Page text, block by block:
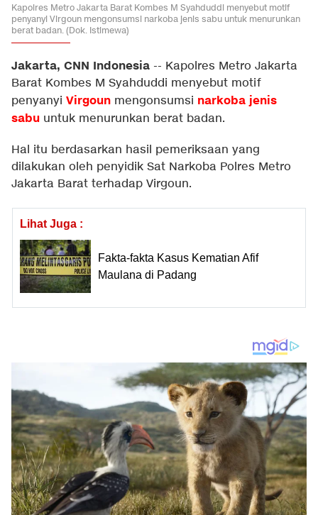
Kapolres Metro Jakarta Barat Kombes M Syahduddi menyebut motif
penyanyi Virgoun mengonsumsi narkoba jenis sabu untuk menurunkan
berat badan. (Dok. Istimewa)
Jakarta, CNN Indonesia -- Kapolres Metro Jakarta
Barat Kombes M Syahduddi menyebut motif
penyanyi Virgoun mengonsumsi narkoba jenis
sabu untuk menurunkan berat badan.
Hal itu berdasarkan hasil pemeriksaan yang
dilakukan oleh penyidik Sat Narkoba Polres Metro
Jakarta Barat terhadap Virgoun.
Lihat Juga :
Fakta-fakta Kasus Kematian Afif
Maulana di Padang